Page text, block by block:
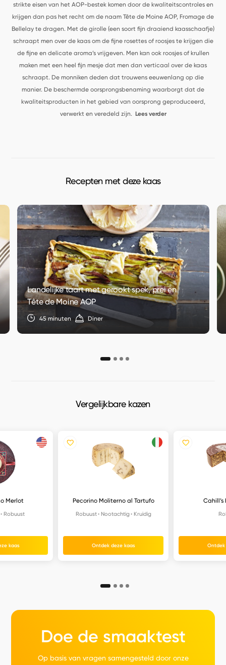
strikte eisen van het AOP-bestek komen door de kwaliteitscontroles en
krijgen dan pas het recht om de naam Tête de Moine AOP, Fromage de
Bellelay te dragen. Met de girolle (een soort fijn draaiend kaasschaafje)
schraapt men over de kaas om de fijne rosettes of roosjes te krijgen die
de fijne en delicate aroma’s vrijgeven. Men kan ook roosjes of krullen
maken met een heel fijn mesje dat men dan verticaal over de kaas
schraapt. De monniken deden dat trouwens eeuwenlang op die
manier. De beschermde oorsprongsbenaming waarborgt dat de
kwaliteitsproducten in het gebied van oorsprong geproduceerd,
verwerkt en veredeld zijn. Lees verder
Recepten met deze kaas
Landelijke taart met gerookt spek, prei en
Tête de Moine AOP
45 minuten Diner
Vergelijkbare kazen
Merlot
Robuust
kaas
Pecorino Moliterno al Tartufo
Robuust Nootachtig Kruidig
Ontdek deze kaas
Cahill’s
Ontdek
Doe de smaaktest
Op basis van vragen samengesteld door onze